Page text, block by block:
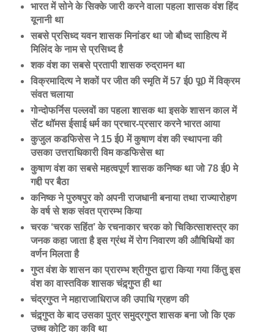
भारत में सोने के सिक्के जारी करने वाला पहला शासक वंश हिंद
यूनानी था
सबसे प्रसिध्द यवन शासक मिनांडर था जो बौध्द साहित्य में
मिलिंद के नाम से प्रसिध्द है
शक वंश का सबसे प्रतापी शासक रुद्रामन था
विक्रमादित्य ने शकों पर जीत की स्मृति में 57 ई0 पू0 में विक्रम
संवत चलाया
गोन्दोफर्निस पल्लवों का पहला शासक था इसके शासन काल में
सेंट थॉमस ईसाई धर्म का प्रचार-प्रसार करने भारत आया
कुजुल कडफिसेस ने 15 ई0 में कुषाण वंश की स्थापना की
उसका उत्तराधिकारी विम कडफिसेस था
कुषाण वंश का सबसे महत्वपूर्ण शासक कनिष्क था जो 78 ई0 मे
गद्दी पर बैठा
कनिष्क ने पुरुषपुर को अपनी राजधानी बनाया तथा राज्यारोहण
के वर्ष से शक संवत प्रारम्भ किया
चरक ‘चरक सहिंत’ के रचनाकार चरक को चिकित्साशस्त्र का
जनक कहा जाता है इस ग्रंथ में रोग निवारण की औषिधियों का
वर्णन मिलता है
गुप्त वंश के शासन का प्रारम्भ श्रीगुप्त द्वारा किया गया किंतु इस
वंश का वास्तविक शासक चंद्र्गुप्त ही था
चंद्रगुप्त ने महाराजाधिराज की उपाधि ग्रहण की
चंद्र्गुप्त के बाद उसका पुत्र समुद्रगुप्त शासक बना जो कि एक
उच्च कोटि का कवि था